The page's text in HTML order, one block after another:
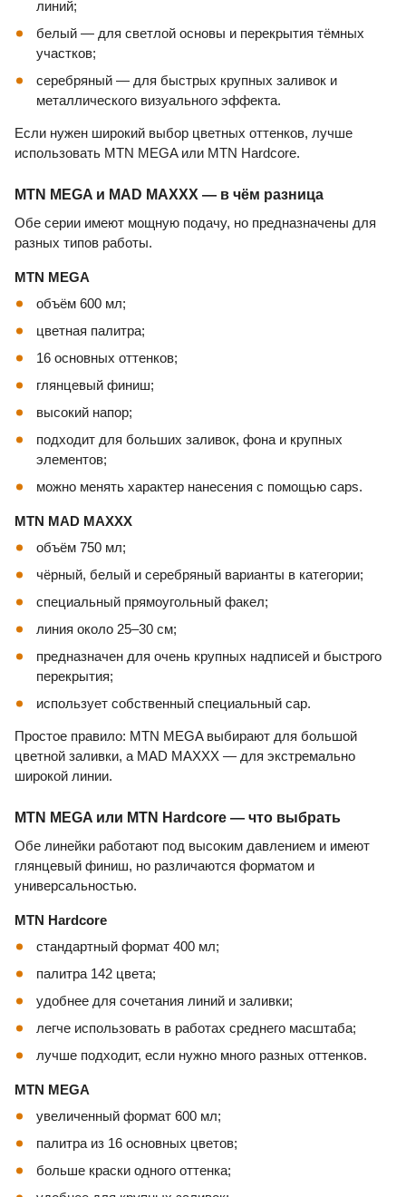
линий;
белый — для светлой основы и перекрытия тёмных
участков;
серебряный — для быстрых крупных заливок и
металлического визуального эффекта.
Если нужен широкий выбор цветных оттенков, лучше
использовать MTN MEGA или MTN Hardcore.
MTN MEGA и MAD MAXXX — в чём разница
Обе серии имеют мощную подачу, но предназначены для
разных типов работы.
MTN MEGA
объём 600 мл;
цветная палитра;
16 основных оттенков;
глянцевый финиш;
высокий напор;
подходит для больших заливок, фона и крупных
элементов;
можно менять характер нанесения с помощью caps.
MTN MAD MAXXX
объём 750 мл;
чёрный, белый и серебряный варианты в категории;
специальный прямоугольный факел;
линия около 25–30 см;
предназначен для очень крупных надписей и быстрого
перекрытия;
использует собственный специальный cap.
Простое правило: MTN MEGA выбирают для большой
цветной заливки, а MAD MAXXX — для экстремально
широкой линии.
MTN MEGA или MTN Hardcore — что выбрать
Обе линейки работают под высоким давлением и имеют
глянцевый финиш, но различаются форматом и
универсальностью.
MTN Hardcore
стандартный формат 400 мл;
палитра 142 цвета;
удобнее для сочетания линий и заливки;
легче использовать в работах среднего масштаба;
лучше подходит, если нужно много разных оттенков.
MTN MEGA
увеличенный формат 600 мл;
палитра из 16 основных цветов;
больше краски одного оттенка;